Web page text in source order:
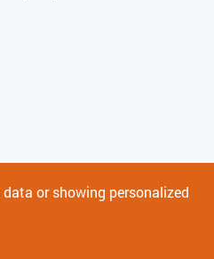
or showing personalized